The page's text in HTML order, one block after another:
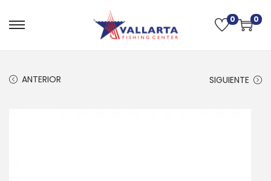
0 0
ANTERIOR SIGUIENTE